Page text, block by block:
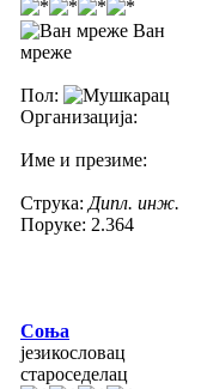
Ван
мреже
Пол:
Организација:
Име и презиме:
Струка: Дипл. инж.
Поруке: 2.364
Соња
језикословац
староседелац